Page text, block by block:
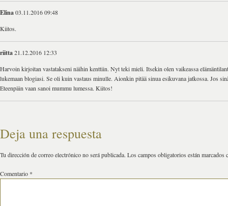
Elina03.11.2016 09:48
Kiitos.
riitta21.12.2016 12:33
Harvoin kirjoitan vastatakseni näihin kenttiin. Nyt teki mieli. Itsekin olen vaikeassa
lukemaan blogiasi. Se oli kuin vastaus minulle. Aionkin pitää sinua esikuvana jatkossa. Jos
Eteenpäin vaan sanoi mummu lumessa. Kiitos!
Deja una respuesta
Tu dirección de correo electrónico no será publicada. Los campos obligatorios están marcados
Comentario *